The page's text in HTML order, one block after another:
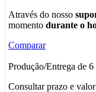
Através do nosso
momento durante o
Comparar
Produção/Entrega de
Consultar prazo e